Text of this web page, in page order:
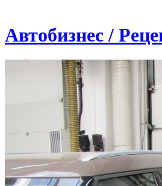
Автобизнес /